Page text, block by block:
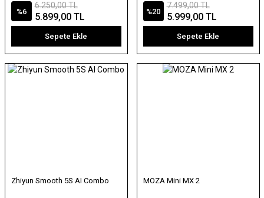
%6
6.250,00 TL
5.899,00 TL
Sepete Ekle
%20
7.499,00 TL
5.999,00 TL
Sepete Ekle
Zhiyun Smooth 5S AI Combo MOZA Mini MX 2